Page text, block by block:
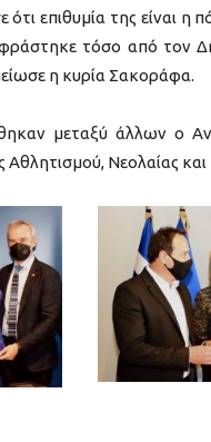
επιθυμία της είναι
τόσο από τον
η κυρία Σακοράφα.
μεταξύ άλλων ο
Αθλητισμού, Νεολαίας